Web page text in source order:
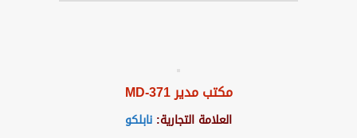
مكتب مدير MD-371
العلامة التجارية: نابلكو